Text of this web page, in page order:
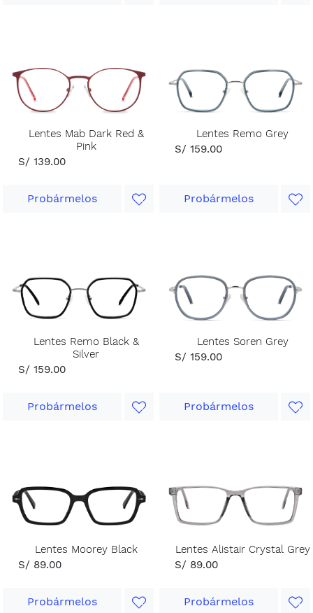
Lentes Mab Dark Red &
Pink
S/ 139.00
Probármelos
Lentes Remo Grey
S/ 159.00
Probármelos
Lentes Remo Black &
Silver
S/ 159.00
Probármelos
Lentes Soren Grey
S/ 159.00
Probármelos
Lentes Moorey Black
S/ 89.00
Probármelos
Lentes Alistair Crystal Grey
S/ 89.00
Probármelos